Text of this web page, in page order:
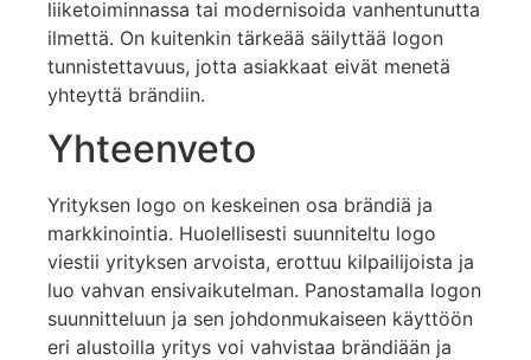
liiketoiminnassa tai modernisoida vanhentunutta
ilmettä. On kuitenkin tärkeää säilyttää logon
tunnistettavuus, jotta asiakkaat eivät menetä
yhteyttä brändiin.
Yhteenveto
Yrityksen logo on keskeinen osa brändiä ja
markkinointia. Huolellisesti suunniteltu logo
viestii yrityksen arvoista, erottuu kilpailijoista ja
luo vahvan ensivaikutelman. Panostamalla logon
suunnitteluun ja sen johdonmukaiseen käyttöön
eri alustoilla yritys voi vahvistaa brändiään ja